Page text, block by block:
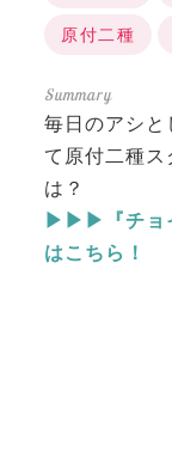
原付二種
毎日のアシと
て原付二種ス
は？
▶▶▶『チョ
はこちら！